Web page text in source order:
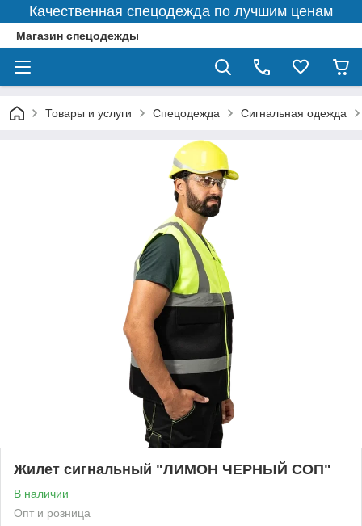
Качественная спецодежда по лучшим ценам
Магазин спецодежды
Товары и услуги Спецодежда Сигнальная одежда
Жилет сигнальный "ЛИМОН ЧЕРНЫЙ СОП"
В наличии
Опт и розница